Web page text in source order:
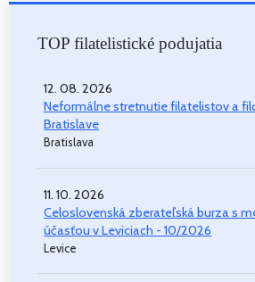
TOP filatelistické podujatia
12. 08. 2026
Neformálne stretnutie filatelistov a
Bratislave
Bratislava
11. 10. 2026
Celoslovenská zberateľská burza s
účasťou v Leviciach - 10/2026
Levice